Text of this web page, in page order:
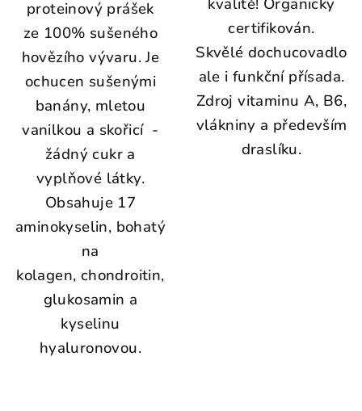
proteinový prášek
ze 100% sušeného
hovězího vývaru. Je
ochucen sušenými
banány, mletou
vanilkou a skořicí -
žádný cukr a
vyplňové látky.
Obsahuje 17
aminokyselin, bohatý
na
kolagen, chondroitin,
glukosamin a
kyselinu
hyaluronovou.
certifikován.
Skvělé dochucovadlo
ale i funkční přísada.
Zdroj vitaminu A, B6,
vlákniny a především
draslíku.